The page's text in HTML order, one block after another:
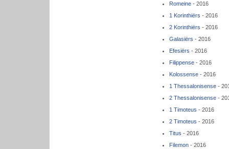
Romeine- 2016
1 Korinthiërs - 2016
2 Korinthiërs - 2016
Galasiërs - 2016
Efesiërs - 2016
Filippense- 2016
Kolossense- 2016
1 Thessalonisense-
2 Thessalonisense-
1 Timoteus - 2016
2 Timoteus - 2016
Titus - 2016
Filemon- 2016